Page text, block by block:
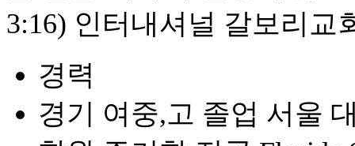
3:16) 인터내셔널 갈보리교
경력
경기 여중,고 졸업 서울